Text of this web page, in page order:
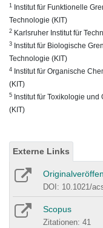
1 Institut für Funktionelle
Technologie (KIT)
2 Karlsruher Institut für
3 Institut für Biologische
Technologie (KIT)
4 Institut für Organische
(KIT)
5 Institut für Toxikologie und
(KIT)
Externe Links
DOI: 10.1021/
Scopus
Zitationen: 41